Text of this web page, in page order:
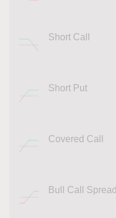
Short Call
Short Put
Covered Call
Bull Call Spread